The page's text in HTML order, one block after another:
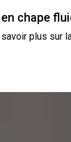
chape
plus sur